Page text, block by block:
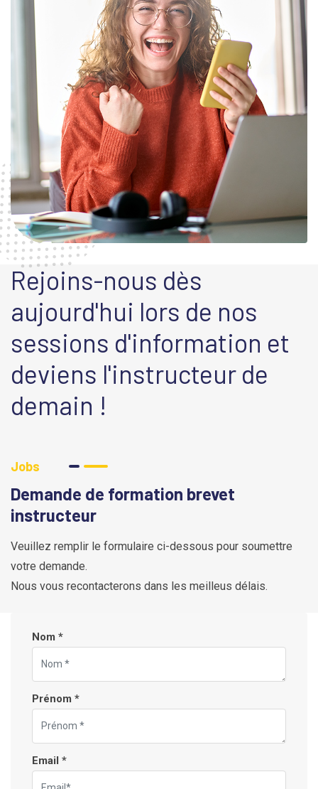
Rejoins-nous dès
aujourd'hui lors de nos
sessions d'information et
deviens l'instructeur de
demain !
Jobs
Demande de formation brevet
instructeur
Veuillez remplir le formulaire ci-dessous pour soumettre
votre demande.
Nous vous recontacterons dans les meilleus délais.
Nom *
Prénom *
Email *